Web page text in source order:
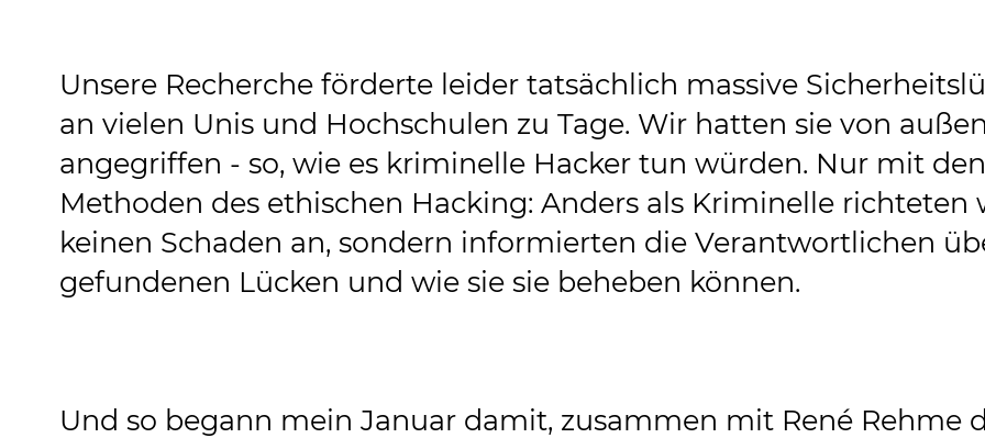
Unsere Recherche förderte leider tatsächlich massive
an vielen Unis und Hochschulen zu Tage. Wir hatten sie von außen
angegriffen - so, wie es kriminelle Hacker tun würden. Nur mit den
Methoden des ethischen Hacking: Anders als Kriminelle richteten
keinen Schaden an, sondern informierten die Verantwortlichen
gefundenen Lücken und wie sie sie beheben können.
Und so begann mein Januar damit, zusammen mit René Rehme